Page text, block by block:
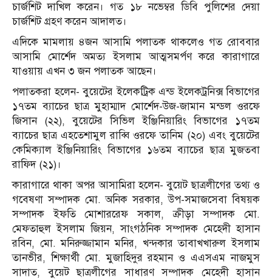
চার্জশিট দাখিল করেন। গত ১৮ নভেম্বর ডিবি পুলিশের দেয়া
চার্জশিট গ্রহণ করেন আদালত।
এদিকে মামলায় ৪জন আসামি পলাতক থাকলেও গত রোববার
আসামি মোর্শেদ অমত্য ইসলাম আত্মসমর্পণ করে কারাগারে
যাওয়ায় এখন ৩ জন পলাতক আছেন।
পলাতকরা হলেন- বুয়েটের ইলেকট্রিক এন্ড ইলেকট্রনিক্স বিভাগের
১৭তম ব্যাচের ছাত্র মুহাম্মাদ মোর্শেদ-উজ-জামান মন্ডল ওরফে
জিসান (২২), বুয়েটের সিভিল ইঞ্জিনিয়ারিং বিভাগের ১৭তম
ব্যাচের ছাত্র এহতেশামুল রাব্বি ওরফে তানিম (২০) এবং বুয়েটের
কেমিক্যাল ইঞ্জিনিয়ারিং বিভাগের ১৬তম ব্যাচের ছাত্র মুজতবা
রাফিদ (২১)।
কারাগারে থাকা অপর আসামিরা হলেন- বুয়েট ছাত্রলীগের তথ্য ও
গবেষণা সম্পাদক মো. অনিক সরকার, উপ-সমাজসেবা বিষয়ক
সম্পাদক ইফতি মোশাররেফ সকাল, ক্রীড়া সম্পাদক মো.
মেফতাহুল ইসলাম জিয়ন, সাংগঠনিক সম্পাদক মেহেদী হাসান
রবিন, মো. মনিরুজ্জামান মনির, খন্দকার তাবাখখারুল ইসলাম
তানভীর, শিক্ষার্থী মো. মুজাহিদুর রহমান ও এএসএম নাজমুস
সাদাত, বুয়েট ছাত্রলীগের সাধারণ সম্পাদক মেহেদী হাসান